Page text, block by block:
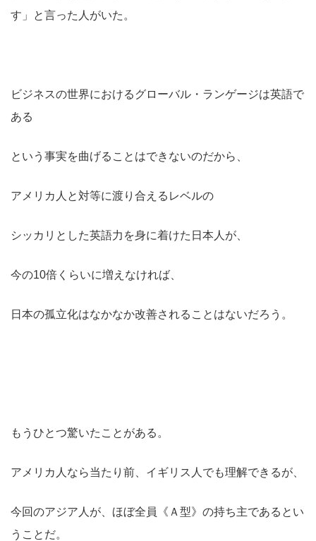
す」と言った人がいた。
ビジネスの世界におけるグローバル・ランゲージは英語で
ある
という事実を曲げることはできないのだから、
アメリカ人と対等に渡り合えるレベルの
シッカリとした英語力を身に着けた日本人が、
今の10倍くらいに増えなければ、
日本の孤立化はなかなか改善されることはないだろう。
もうひとつ驚いたことがある。
アメリカ人なら当たり前、イギリス人でも理解できるが、
今回のアジア人が、ほぼ全員《Ａ型》の持ち主であるとい
うことだ。